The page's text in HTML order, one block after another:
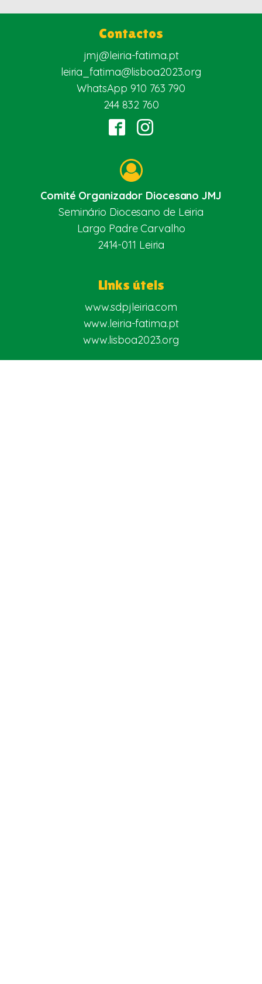
Contactos
jmj@leiria-fatima.pt
leiria_fatima@lisboa2023.org
WhatsApp 910 763 790
244 832 760
Comité Organizador Diocesano JMJ
Seminário Diocesano de Leiria
Largo Padre Carvalho
2414-011 Leiria
Links úteis
www.sdpjleiria.com
www.leiria-fatima.pt
www.lisboa2023.org